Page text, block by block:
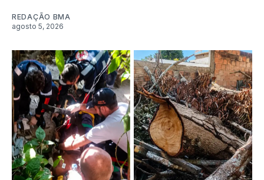
REDAÇÃO BMA
agosto 5, 2026